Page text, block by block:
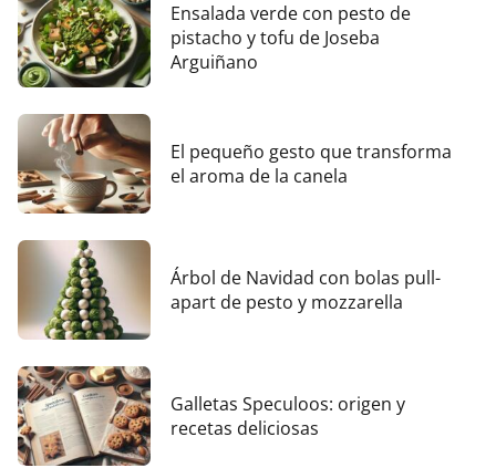
Ensalada verde con pesto de
pistacho y tofu de Joseba
Arguiñano
El pequeño gesto que transforma
el aroma de la canela
Árbol de Navidad con bolas pull-
apart de pesto y mozzarella
Galletas Speculoos: origen y
recetas deliciosas